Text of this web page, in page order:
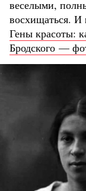
веселыми,
восхищаться. И
Гены красоты:
Бродского —